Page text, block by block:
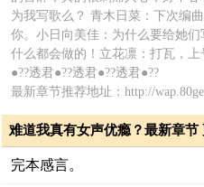
为我写歌么？ 青木日菜：下次编
你。小日向美佳：为什么要给她
什么都会做的！立花凛：打瓦，
●??透君●??透君●??透君●??
最新章节推荐地址：http://
难道我真有女声优瘾？最新章节
完本感言。